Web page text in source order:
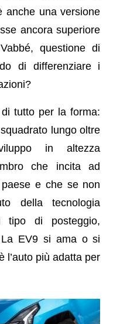
anche una versione
ancora superiore
questione di
di differenziare i
tutto per la forma:
lungo oltre
in altezza
che incita ad
e che se non
della tecnologia
tipo di posteggio,
La EV9 si ama o si
l’auto più adatta per